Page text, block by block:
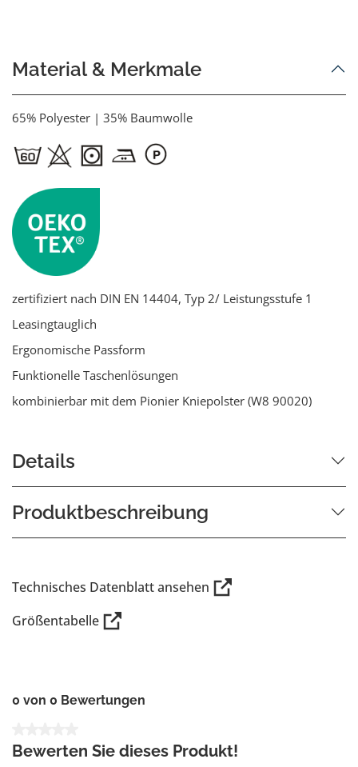
Material & Merkmale
65% Polyester | 35% Baumwolle
zertifiziert nach DIN EN 14404, Typ 2/ Leistungsstufe 1
Leasingtauglich
Ergonomische Passform
Funktionelle Taschenlösungen
kombinierbar mit dem Pionier Kniepolster (W8 90020)
Details
Produktbeschreibung
Technisches Datenblatt ansehen
Größentabelle
0 von 0 Bewertungen
Bewerten Sie dieses Produkt!